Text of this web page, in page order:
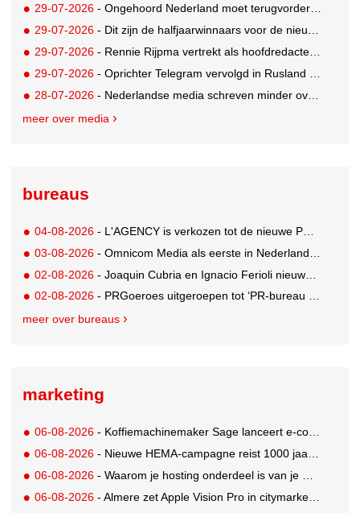
29-07-2026 - Ongehoord Nederland moet terugvordering betalen aan Commissariaat voor de Media
29-07-2026 - Dit zijn de halfjaarwinnaars voor de nieuwe Ster Goede Loeki 2026
29-07-2026 - Rennie Rijpma vertrekt als hoofdredacteur van het AD
29-07-2026 - Oprichter Telegram vervolgd in Rusland voor 'hulp aan terroristen'
28-07-2026 - Nederlandse media schreven minder over dit WK
meer over media
bureaus
04-08-2026 - L'AGENCY is verkozen tot de nieuwe PR-partner van KoRo
03-08-2026 - Omnicom Media als eerste in Nederland actief met advertenties in ChatGPT
02-08-2026 - Joaquin Cubria en Ignacio Ferioli nieuwe Global CCO’s GUT, Renata Neumann Global Head of Production
02-08-2026 - PRGoeroes uitgeroepen tot ‘PR-bureau van het jaar 2026’
meer over bureaus
marketing
06-08-2026 - Koffiemachinemaker Sage lanceert e-commerceplatform voor koffieliefhebbers
06-08-2026 - Nieuwe HEMA-campagne reist 1000 jaar terug in de tijd naar 'Hemastein'
06-08-2026 - Waarom je hosting onderdeel is van je merkstrategie
06-08-2026 - Almere zet Apple Vision Pro in citymarketing